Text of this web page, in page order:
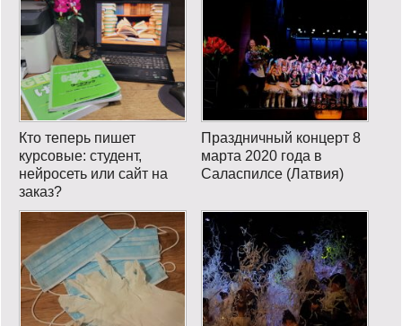
Кто теперь пишет
курсовые: студент,
нейросеть или сайт на
заказ?
Праздничный концерт 8
марта 2020 года в
Саласпилсе (Латвия)